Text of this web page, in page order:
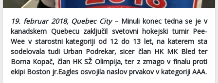
19. februar 2018, Quebec City– Minuli konec tedna se je v
kanadskem Quebecu zaključil svetovni hokejski turnir Pee-
Wee v starostni kategoriji od 12 do 13 let, na katerem sta
sodelovala tudi Urban Podrekar, sicer član HK MK Bled ter
Borna Kopač, član HK SŽ Olimpija, ter z zmago v finalu proti
ekipi Boston jr.Eagles osvojila naslov prvakov v kategoriji AAA.